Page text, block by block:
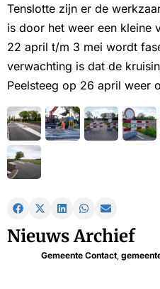
Tenslotte zijn er de
is door het weer een kleine
22 april t/m 3 mei wordt
verwachting is dat de
Peelsteeg op 26 april weer
Nieuws Archief
Gemeente Contact,